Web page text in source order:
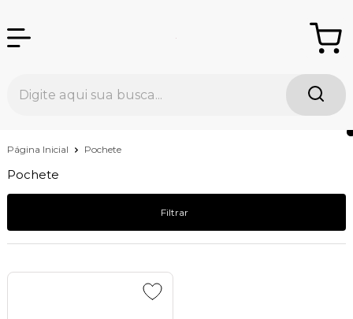
Página Inicial Pochete
Pochete
Filtrar